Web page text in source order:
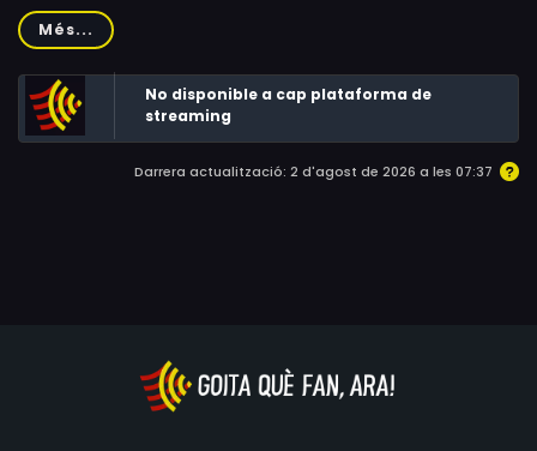
Brown, Michael Bays, Jamie Anderson, Alicia Arden, Keri
Marrone, David Carradine, Rusty Meyers, Sandy Hackett,
Laurel Wiley, Steve Harris, Alan Palmer, William Romeo
Més...
No disponible a cap plataforma de
streaming
Darrera actualització: 2 d'agost de 2026 a les 07:37